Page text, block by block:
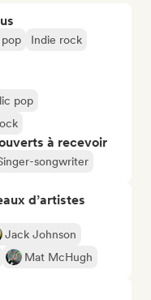
Indie rock
pop
à recevoir
songwriter
d’artistes
Jack Johnson
Mat McHugh